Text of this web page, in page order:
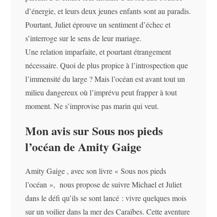
d’énergie, et leurs deux jeunes enfants sont au paradis.
Pourtant, Juliet éprouve un sentiment d’échec et
s’interroge sur le sens de leur mariage.
Une relation imparfaite, et pourtant étrangement
nécessaire. Quoi de plus propice à l’introspection que
l’immensité du large ? Mais l’océan est avant tout un
milieu dangereux où l’imprévu peut frapper à tout
moment. Ne s’improvise pas marin qui veut.
Mon avis sur Sous nos pieds
l’océan de Amity Gaige
Amity Gaige , avec son livre « Sous nos pieds
l’océan », nous propose de suivre Michael et Juliet
dans le défi qu’ils se sont lancé : vivre quelques mois
sur un voilier dans la mer des Caraïbes. Cette aventure